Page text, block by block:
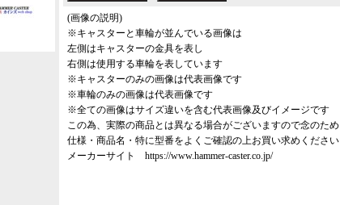
(画像の説明)
※キャスターと車輪が並んでいる画像は
左側はキャスターの金具を表し
右側は使用する車輪を表しています
※キャスターのみの画像は代表画像です
※車輪のみの画像は代表画像です
※全ての画像はサイズ違いを含む代表画像及びイメージです
この為、実際の商品とは異なる場合がございますので念のため
仕様・商品名・特に型番をよくご確認の上お買い求めください
メーカーサイト https://www.hammer-caster.co.jp/